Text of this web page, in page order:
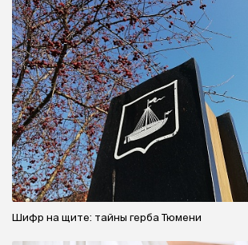
Шифр на щите: тайны герба Тюмени